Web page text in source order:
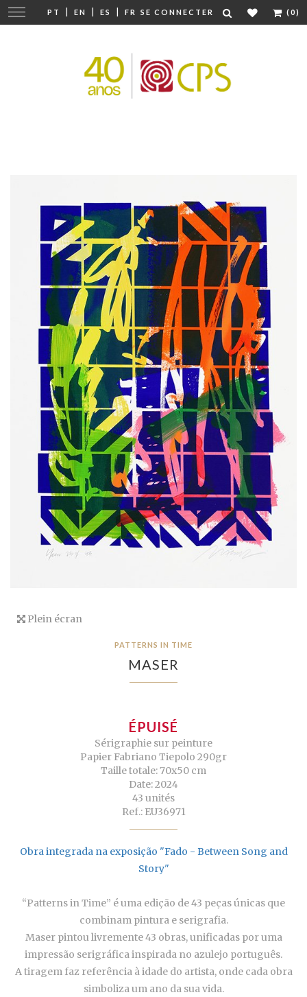
PT | EN | ES | FR SE CONNECTER (0)
Modifier
la
Plein écran
PATTERNS IN TIME
MASER
ÉPUISÉ
Sérigraphie sur peinture
Papier Fabriano Tiepolo 290gr
Taille totale: 70x50 cm
Date: 2024
43 unités
Ref.: EU36971
Obra integrada na exposição "Fado - Between Song and
Story"
“Patterns in Time” é uma edição de 43 peças únicas que
combinam pintura e serigrafia.
Maser pintou livremente 43 obras, unificadas por uma
impressão serigráfica inspirada no azulejo português.
A tiragem faz referência à idade do artista, onde cada obra
simboliza um ano da sua vida.